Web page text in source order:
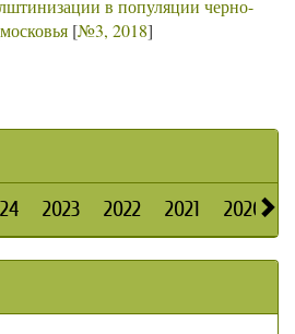
в популяции черно-
[№3, 2018]
2023 2022 2021 2020